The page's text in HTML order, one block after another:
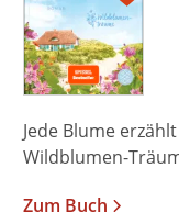
Jede Blume
Wildblumen-
Zum Buch